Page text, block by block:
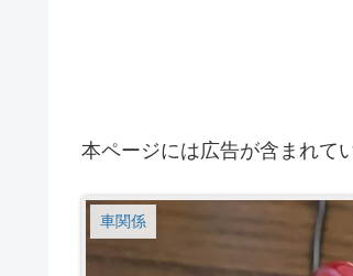
本ページには広告が含まれて
車関係